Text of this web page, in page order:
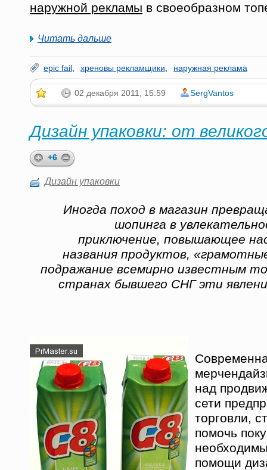
наружной рекламы в своеобразном
Читать дальше
epic fail хреновы рекламщики наружная реклама
02 декабря 2011, 15:59 SergVantos
Дизайн упаковки: от
+6
Дизайн упаковки
Иногда поход в магазин
шопинга в
приключение, повышающее
названия продуктов,
подражание всемирно известным
странах бывшего СНГ эти
над
сети
торговли,
помочь
помощи